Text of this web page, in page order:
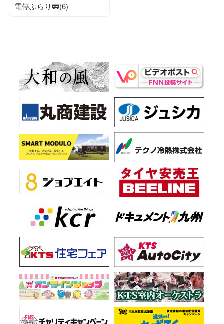
電停ぶらり🚃(6)